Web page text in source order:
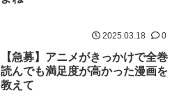
2025.03.18 0
【急募】アニメがきっかけで全巻
読んでも満足度が高かった漫画を
教えて